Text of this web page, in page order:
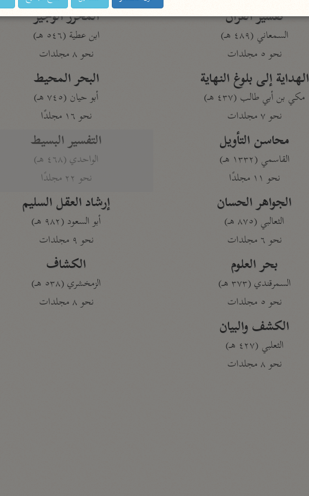
تفسير القرآن
السمعاني (٤٨٩ هـ)
نحو ٥ مجلدات
الهداية إلى بلوغ النهاية
مكي بن أبي طالب (٤٣٧ هـ)
نحو ٧ مجلدات
محاسن التأويل
القاسمي (١٣٣٢ هـ)
نحو ١١ مجلدًا
الجواهر الحسان
الثعالبي (٨٧٥ هـ)
نحو ٦ مجلدات
بحر العلوم
السمرقندي (٣٧٣ هـ)
نحو ٥ مجلدات
الكشف والبيان
الثعلبي (٤٢٧ هـ)
نحو ٨ مجلدات
المحرر الوجيز
ابن عطية (٥٤٦ هـ)
نحو ٨ مجلدات
البحر المحيط
أبو حيان (٧٤٥ هـ)
نحو ١٦ مجلدًا
التفسير البسيط
الواحدي (٤٦٨ هـ)
نحو ٢٢ مجلدًا
إرشاد العقل السليم
أبو السعود (٩٨٢ هـ)
نحو ٩ مجلدات
الكشاف
الزمخشري (٥٣٨ هـ)
نحو ٨ مجلدات